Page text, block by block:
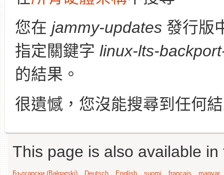
您在 jammy-updates 發行版
指定關鍵字 linux-lts-
的結果。
很遺憾，您沒能搜尋到任何
This page is also available
Български (Bəlgarski) Deutsch English suomi français
magyar